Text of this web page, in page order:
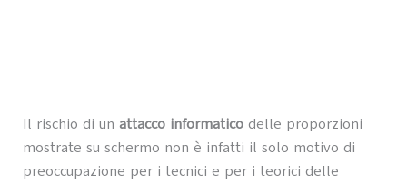
Il rischio di un attacco informaticodelle proporzioni
mostrate su schermo non è infatti il solo motivo di
preoccupazione per i tecnici e per i teorici delle